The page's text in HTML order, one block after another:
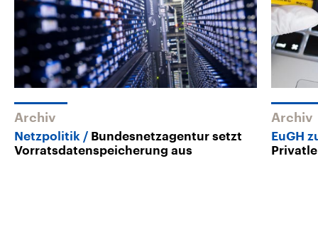
Archiv
Netzpolitik
Bundesnetzagentur setzt
Vorratsdatenspeicherung aus
Archiv
EuGH